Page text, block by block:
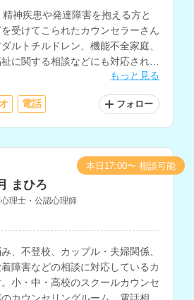
神疾患や発達障害を抱える方と
受けてこられたカウンセラーさん
ルトチルドレン、機能不全家庭、
に関する相談などにも対応されて
ーカーとしての勤務経験もお持ちで
もっと見る
電話 フォロー
まひろ
理士・公認心理師
、不登校、カップル・夫婦関係、
障害などの相談に対応しているカ
小・中・高校のスクールカウンセ
本日17:00〜 相談可能